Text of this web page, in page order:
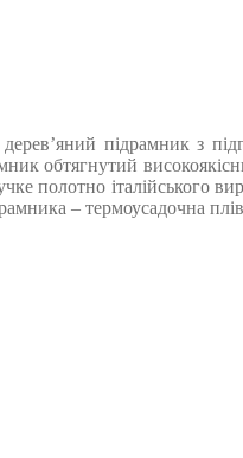
підрамник з
обтягнутий
полотно італійського
– термоусадочна